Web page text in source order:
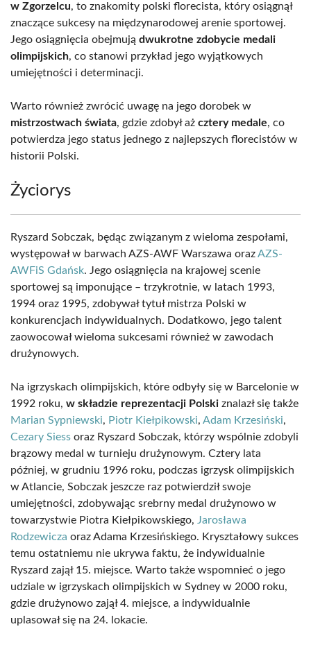
w Zgorzelcu, to znakomity polski florecista, który osiągnął
znaczące sukcesy na międzynarodowej arenie sportowej.
Jego osiągnięcia obejmują dwukrotne zdobycie medali
olimpijskich, co stanowi przykład jego wyjątkowych
umiejętności i determinacji.
Warto również zwrócić uwagę na jego dorobek w
mistrzostwach świata, gdzie zdobył aż cztery medale, co
potwierdza jego status jednego z najlepszych florecistów w
historii Polski.
Życiorys
Ryszard Sobczak, będąc związanym z wieloma zespołami,
występował w barwach AZS-AWF Warszawa orazAZS-
AWFiS Gdańsk. Jego osiągnięcia na krajowej scenie
sportowej są imponujące – trzykrotnie, w latach 1993,
1994 oraz 1995, zdobywał tytuł mistrza Polski w
konkurencjach indywidualnych. Dodatkowo, jego talent
zaowocował wieloma sukcesami również w zawodach
drużynowych.
Na igrzyskach olimpijskich, które odbyły się w Barcelonie w
1992 roku, w składzie reprezentacji Polski znalazł się także
Marian Sypniewski, Piotr Kiełpikowski, Adam Krzesiński,
Cezary Siess oraz Ryszard Sobczak, którzy wspólnie zdobyli
brązowy medal w turnieju drużynowym. Cztery lata
później, w grudniu 1996 roku, podczas igrzysk olimpijskich
w Atlancie, Sobczak jeszcze raz potwierdził swoje
umiejętności, zdobywając srebrny medal drużynowo w
towarzystwie Piotra Kiełpikowskiego, Jarosława
Rodzewicza oraz Adama Krzesińskiego. Kryształowy sukces
temu ostatniemu nie ukrywa faktu, że indywidualnie
Ryszard zajął 15. miejsce. Warto także wspomnieć o jego
udziale w igrzyskach olimpijskich w Sydney w 2000 roku,
gdzie drużynowo zajął 4. miejsce, a indywidualnie
uplasował się na 24. lokacie.